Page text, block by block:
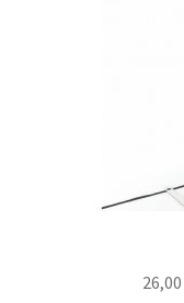
26,00